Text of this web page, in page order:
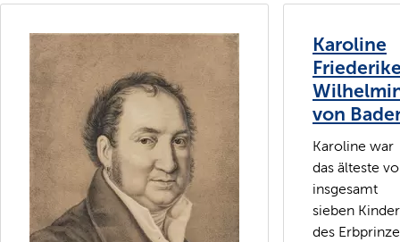
Karoline
von
Karoline war
das älteste
insgesamt
sieben
des